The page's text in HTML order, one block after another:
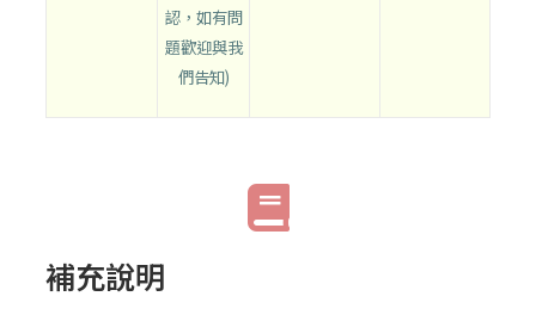
認，如有問
題歡迎與我
們告知)
補充說明